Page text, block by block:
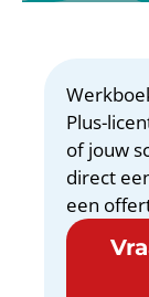
Plus-
of jouw
direct
een